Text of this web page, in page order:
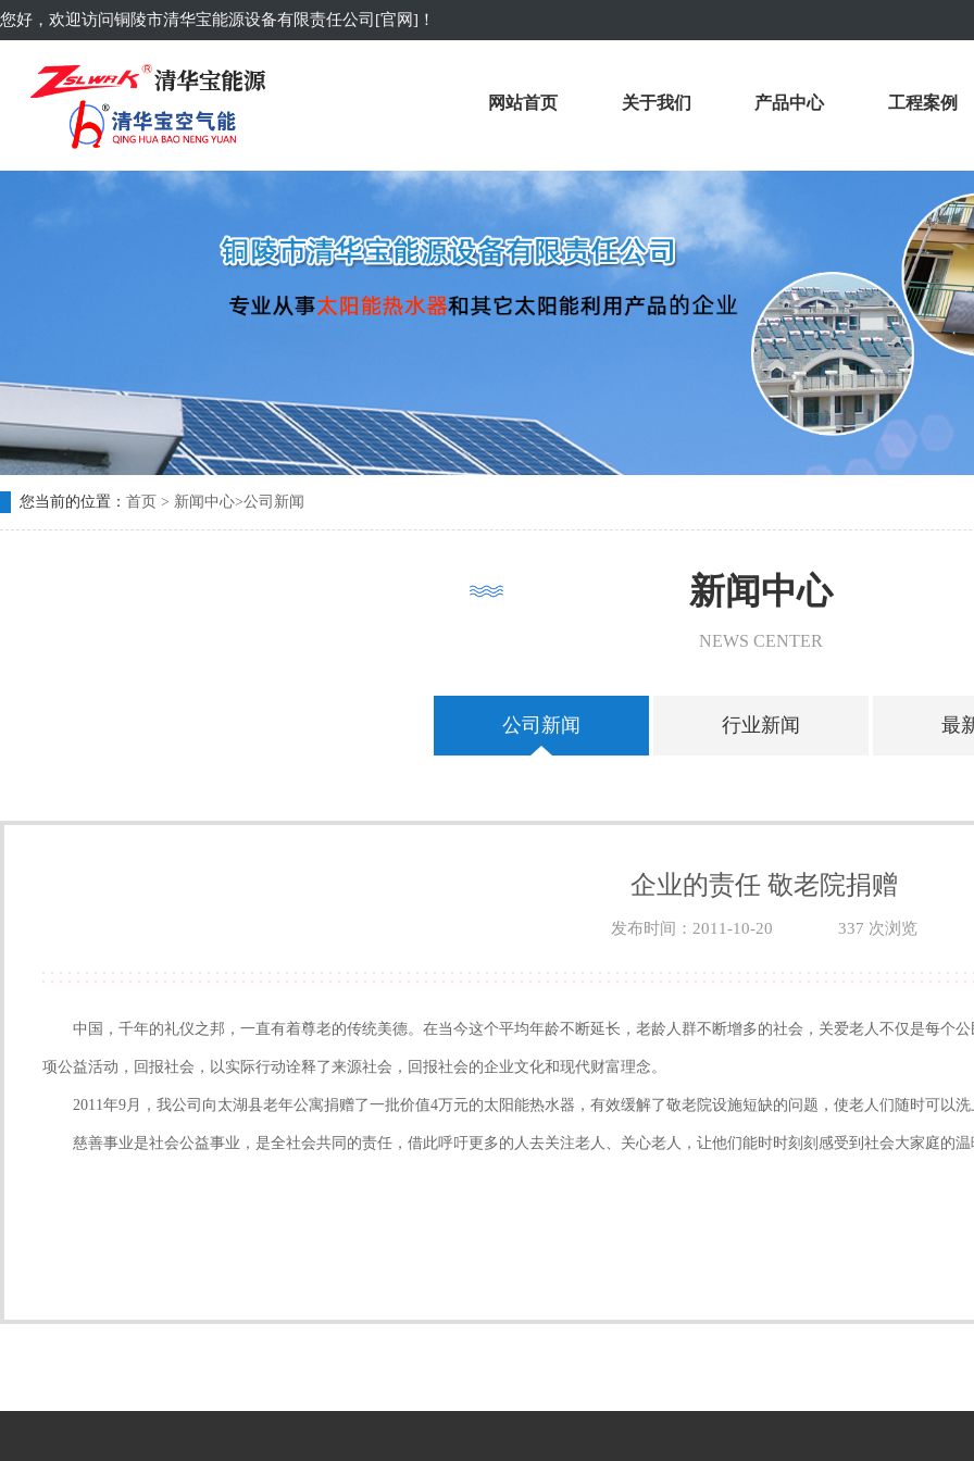
您好，欢迎访问铜陵市清华宝能源设备有限责任公司[官网]！​
网站首页 关于我们 产品中心 工程案例
您当前的位置： 首页 > 新闻中心>公司新闻
新闻中心
NEWS CENTER
公司新闻 行业新闻 最
企业的责任 敬老院捐赠
发布时间：2011-10-20 337 次浏览
中国，千年的礼仪之邦，一直有着尊老的传统美德。在当今这个平均年龄不断延长，老龄人群不断增多的社会，关爱老人不仅是每个
项公益活动，回报社会，以实际行动诠释了来源社会，回报社会的企业文化和现代财富理念。
2011年9月，我公司向太湖县老年公寓捐赠了一批价值4万元的太阳能热水器，有效缓解了敬老院设施短缺的问题，使老人们随时可以洗
慈善事业是社会公益事业，是全社会共同的责任，借此呼吁更多的人去关注老人、关心老人，让他们能时时刻刻感受到社会大家庭的温